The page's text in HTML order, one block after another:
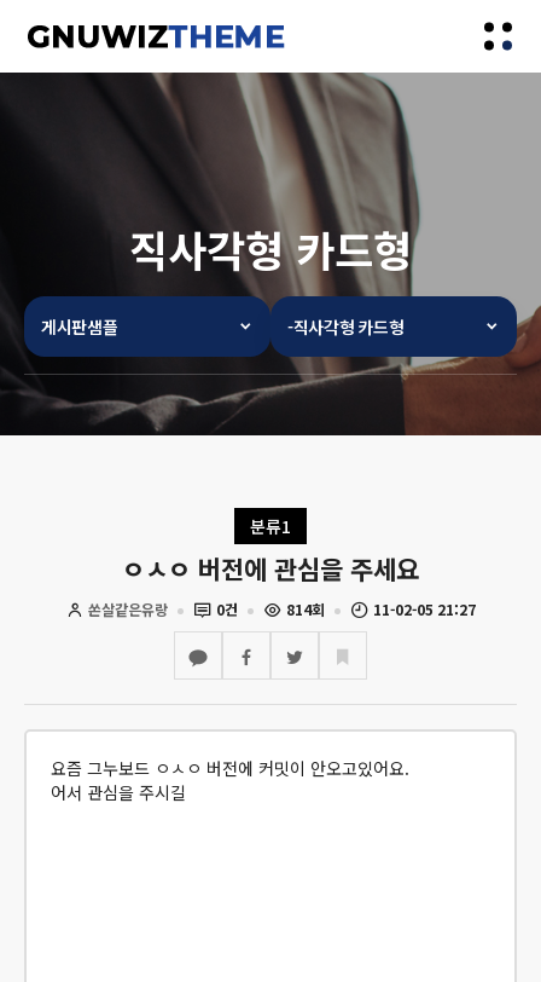
직사각형 카드형
게시판샘플 -직사각형 카드형
분류1
ㅇㅅㅇ 버전에 관심을 주세요
쏜살같은유랑 0건 814회 11-02-05 21:27
요즘 그누보드 ㅇㅅㅇ 버전에 커밋이 안오고있어요.
어서 관심을 주시길